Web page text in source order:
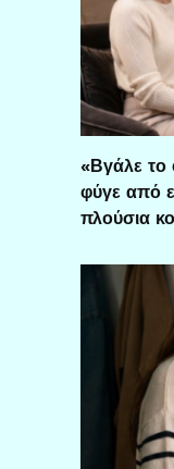
«Βγάλε το
φύγε από
πλούσια